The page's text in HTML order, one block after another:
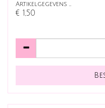
Artikelgegevens …
€ 1,50